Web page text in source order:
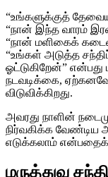
“உங்களுக்குத்
“நான் இந்த வாரம்
“நான் மளிகைக்
“உங்கள் அடுத்த
ஓட்டுகிறேன்” என்பது
நடவடிக்கை, ஏற்கனவே
விடுவிக்கிறது.
அவரது நாளின்
நிர்வகிக்க வேண்டிய
எடுக்கலாம்
மருத்துவ